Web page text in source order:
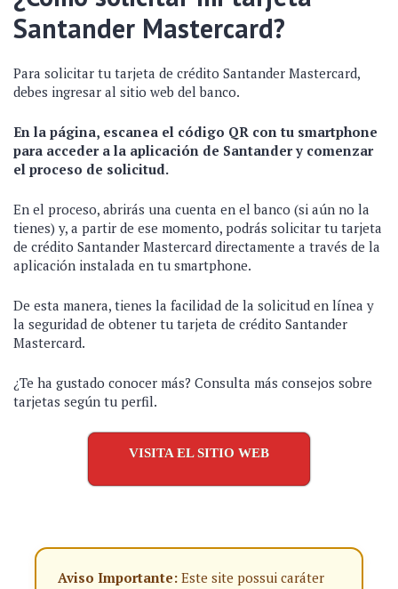
Santander Mastercard?
Para solicitar tu tarjeta de crédito Santander Mastercard,
debes ingresar al sitio web del banco.
En la página, escanea el código QR con tu smartphone
para acceder a la aplicación de Santander y comenzar
el proceso de solicitud.
En el proceso, abrirás una cuenta en el banco (si aún no la
tienes) y, a partir de ese momento, podrás solicitar tu tarjeta
de crédito Santander Mastercard directamente a través de la
aplicación instalada en tu smartphone.
De esta manera, tienes la facilidad de la solicitud en línea y
la seguridad de obtener tu tarjeta de crédito Santander
Mastercard.
¿Te ha gustado conocer más? Consulta más consejos sobre
tarjetas según tu perfil.
VISITA EL SITIO WEB
Aviso Importante: Este site possui caráter